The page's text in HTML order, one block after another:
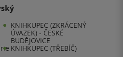
KNIHKUPEC (ZKRÁCENÝ
ÚVAZEK) - ČESKÉ
BUDĚJOVICE
KNIHKUPEC (TŘEBÍČ)